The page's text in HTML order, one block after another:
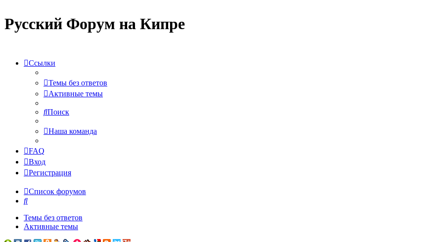
Русский Форум на Кипре
Ссылки
Темы без ответов
Активные темы
Поиск
Наша команда
FAQ
Вход
Регистрация
Список форумов
Поиск
Темы без ответов
Активные темы